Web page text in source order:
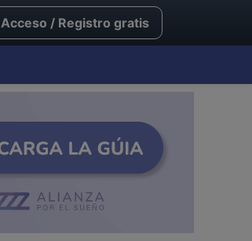
Acceso / Registro gratis